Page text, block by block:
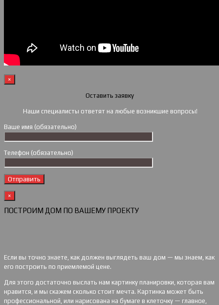
×
Оставить заявку
Наши специалисты ответят на любые возникшие вопросы!
Ваше имя (обязательно)
Телефон (обязательно)
×
ПОСТРОИМ ДОМ ПО ВАШЕМУ ПРОЕКТУ
Если вы точно знаете, как должен выглядеть ваш дом — мы знаем, как
его построить по приемлемой цене.
Для этого достаточно выслать нам картинку планировки, которая вам
нравится, и мы скажем сколько стоит мечта. Картинка может быть
профессиональной, или нарисована на бумаге в клеточку — главное,